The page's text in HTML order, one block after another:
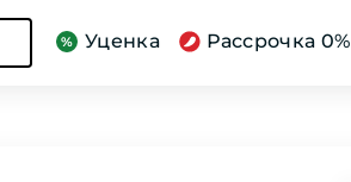
Уценка Рассрочка 0%